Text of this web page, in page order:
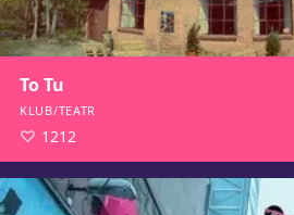
To Tu
KLUB/TEATR
1212